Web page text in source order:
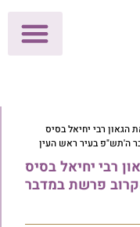
הגאון רבי יחיאל בסיס
ה'תש"פ בעיר ראש העין
רבי יחיאל בסיס
פרשת במדבר